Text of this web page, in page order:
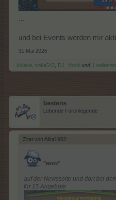
...
und bei Events werden mir
31 Mai 2026
kklake sofia543 DJ_Yoshi und 1
bestens
Lebende Forenlegende
Zitat von Alira1982: ↑
*wow*
auf der Newsseite und dort bei
für 15 Angebote